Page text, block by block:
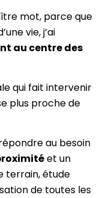
mot, parce que
vie, j’ai
au centre des
qui fait intervenir
plus proche de
au besoin
et un
terrain, étude
de toutes les